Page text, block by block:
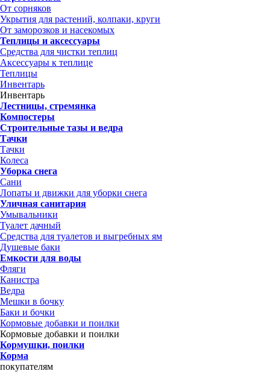
От сорняков
Укрытия для растений, колпаки, круги
От заморозков и насекомых
Теплицы и аксессуары
Средства для чистки теплиц
Аксессуары к теплице
Теплицы
Инвентарь
Инвентарь
Лестницы, стремянка
Компостеры
Строительные тазы и ведра
Тачки
Тачки
Колеса
Уборка снега
Сани
Лопаты и движки для уборки снега
Уличная санитария
Умывальники
Туалет дачный
Средства для туалетов и выгребных ям
Душевые баки
Емкости для воды
Фляги
Канистра
Ведра
Мешки в бочку
Баки и бочки
Кормовые добавки и поилки
Кормовые добавки и поилки
Кормушки, поилки
Корма
покупателям